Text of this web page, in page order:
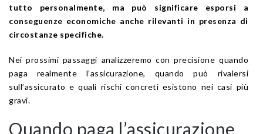
tutto personalmente, ma può significare esporsi a
conseguenze economiche anche rilevanti in presenza di
circostanze specifiche.
Nei prossimi passaggi analizzeremo con precisione quando
paga realmente l’assicurazione, quando può rivalersi
sull’assicurato e quali rischi concreti esistono nei casi più
gravi.
Quando paga l’assicurazione